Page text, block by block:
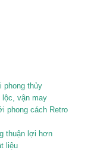
phong thủy
lộc, vận may
phong cách Retro
thuận lợi hơn
liệu